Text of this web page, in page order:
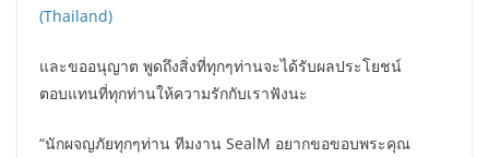
(Thailand)
และขออนุญาต พูดถึงสิ่งที่ทุกๆท่านจะได้รับผลประโยชน์
ตอบแทนที่ทุกท่านให้ความรักกับเราฟังนะ
“นักผจญภัยทุกๆท่าน ทีมงาน SealM อยากขอขอบพระคุณ